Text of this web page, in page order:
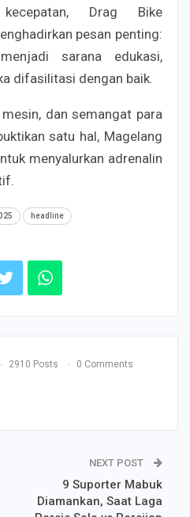
Drag Bike
pesan penting:
sarana edukasi,
difasilitasi dengan baik.
dan semangat para
satu hal, Magelang
menyalurkan adrenalin
headline
2910 Posts 0 Comments
NEXT POST
9 Suporter Mabuk
Diamankan, Saat Laga